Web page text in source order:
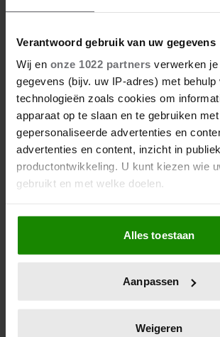
Verantwoord gebruik van uw gegevens
Wij en onze 1022 partners verwerken
gegevens (bijv. uw IP-adres) met behulp
technologieën zoals cookies om
apparaat op te slaan en te gebruiken
gepersonaliseerde advertenties en
advertenties en content, inzicht in
productontwikkeling. U kunt kiezen wie
gebruikt en met welke doelen.
Als u het toestaat, willen we ook graag:
Informatie verzamelen over uw
locatie, die tot een paar meter
scannen op specifieke
verwerkt en stel uw voorkeuren in het
Alles toestaan
Aanpassen
Weigeren